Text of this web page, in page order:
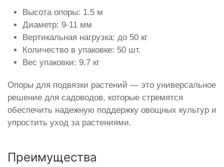
Высота опоры: 1.5 м
Диаметр: 9-11 мм
Вертикальная нагрузка: до 50 кг
Количество в упаковке: 50 шт.
Вес упаковки: 9.7 кг
Опоры для подвязки растений — это универсальное
решение для садоводов, которые стремятся
обеспечить надежную поддержку овощных культур и
упростить уход за растениями.
Преимущества